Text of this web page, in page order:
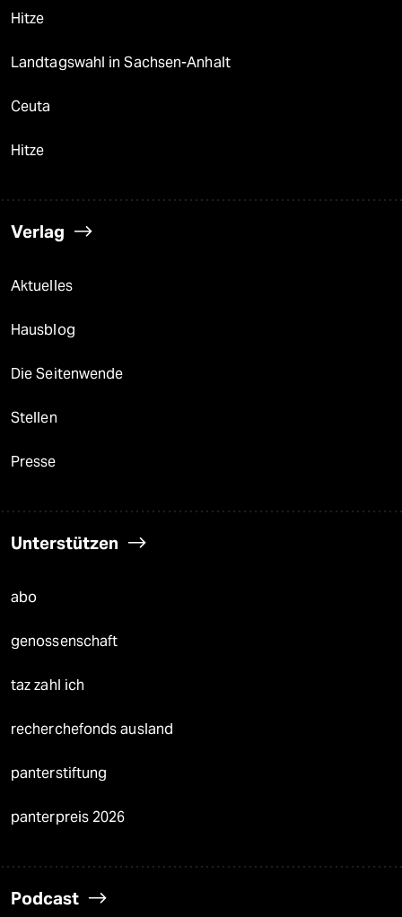
Hitze
Landtagswahl in Sachsen-Anhalt
Ceuta
Hitze
Verlag
Aktuelles
Hausblog
Die Seitenwende
Stellen
Presse
Unterstützen
abo
genossenschaft
taz zahl ich
recherchefonds ausland
panterstiftung
panterpreis 2026
Podcast